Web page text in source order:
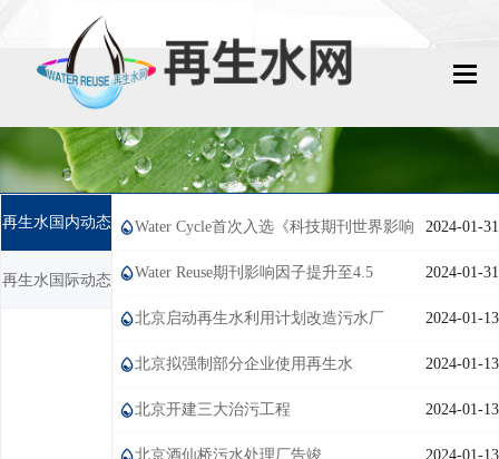
再生水动态
再生水知识
城镇污水回用
再生水国内动态
再生水国际动态
2024-01-31
Water Cycle首次入选《科技期刊世界影响
力指数（WJCI）报告》2023版 2024-01-31
Water Reuse期刊影响因子提升至4.5
2024-01-13
北京启动再生水利用计划改造污水厂
2024-01-13
北京拟强制部分企业使用再生水
2024-01-13
北京开建三大治污工程
2024-01-13
北京酒仙桥污水处理厂告竣